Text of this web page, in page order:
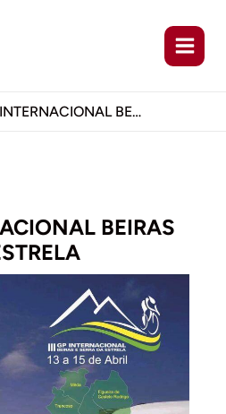
III GP INTERNACIONAL BEIRAS E SERRA DA ESTRELA
BEIRAS